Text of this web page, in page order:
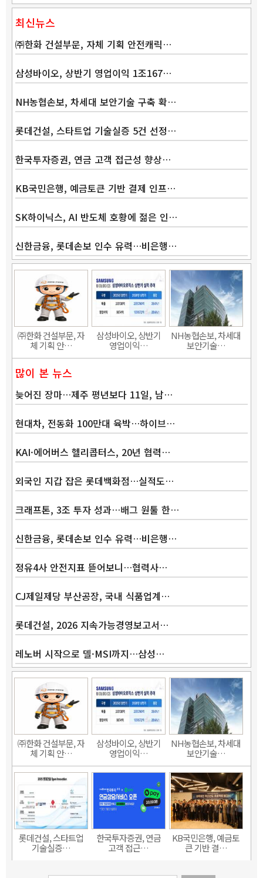
최신뉴스
㈜한화 건설부문, 자체 기획 안전캐릭…
삼성바이오, 상반기 영업이익 1조167…
NH농협손보, 차세대 보안기술 구축 확…
롯데건설, 스타트업 기술실증 5건 선정…
한국투자증권, 연금 고객 접근성 향상…
KB국민은행, 예금토큰 기반 결제 인프…
SK하이닉스, AI 반도체 호황에 젊은 인…
신한금융, 롯데손보 인수 유력…비은행…
㈜한화 건설부문, 자
체 기획 안…
삼성바이오, 상반기
영업이익…
NH농협손보, 차세대
보안기술…
많이 본 뉴스
늦어진 장마…제주 평년보다 11일, 남…
현대차, 전동화 100만대 육박…하이브…
KAI·에어버스 헬리콥터스, 20년 협력…
외국인 지갑 잡은 롯데백화점…실적도…
크래프톤, 3조 투자 성과…배그 원툴 한…
신한금융, 롯데손보 인수 유력…비은행…
정유4사 안전지표 뜯어보니…협력사…
CJ제일제당 부산공장, 국내 식품업계…
롯데건설, 2026 지속가능경영보고서…
레노버 시작으로 델·MSI까지…삼성…
㈜한화 건설부문, 자
체 기획 안…
삼성바이오, 상반기
영업이익…
NH농협손보, 차세대
보안기술…
롯데건설, 스타트업
기술실증…
한국투자증권, 연금
고객 접근…
KB국민은행, 예금토
큰 기반 결…